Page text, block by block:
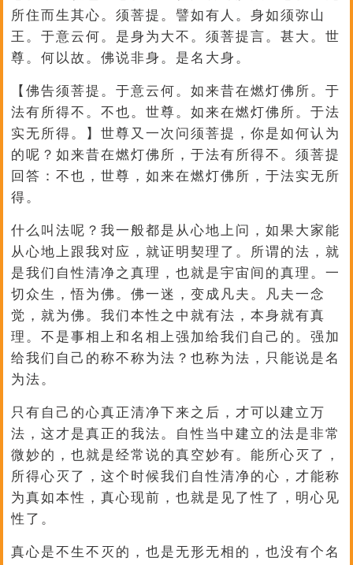
所住而生其心。须菩提。譬如有人。身如须弥山
王。于意云何。是身为大不。须菩提言。甚大。世
尊。何以故。佛说非身。是名大身。
【佛告须菩提。于意云何。如来昔在燃灯佛所。于
法有所得不。不也。世尊。如来在燃灯佛所。于法
实无所得。】世尊又一次问须菩提，你是如何认为
的呢？如来昔在燃灯佛所，于法有所得不。须菩提
回答：不也，世尊，如来在燃灯佛所，于法实无所
得。
什么叫法呢？我一般都是从心地上问，如果大家能
从心地上跟我对应，就证明契理了。所谓的法，就
是我们自性清净之真理，也就是宇宙间的真理。一
切众生，悟为佛。佛一迷，变成凡夫。凡夫一念
觉，就为佛。我们本性之中就有法，本身就有真
理。不是事相上和名相上强加给我们自己的。强加
给我们自己的称不称为法？也称为法，只能说是名
为法。
只有自己的心真正清净下来之后，才可以建立万
法，这才是真正的我法。自性当中建立的法是非常
微妙的，也就是经常说的真空妙有。能所心灭了，
所得心灭了，这个时候我们自性清净的心，才能称
为真如本性，真心现前，也就是见了性了，明心见
性了。
真心是不生不灭的，也是无形无相的，也没有个名